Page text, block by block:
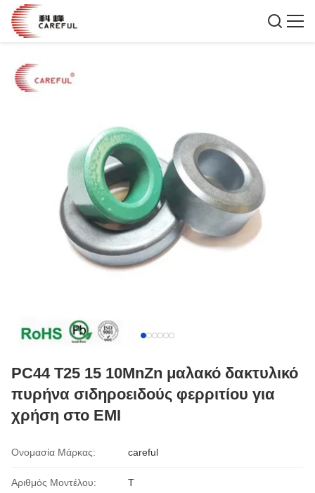
PC44 T25 15 10MnZn μαλακό δακτυλικό
πυρήνα σιδηροειδούς φερριτίου για
χρήση στο EMI
Ονομασία Μάρκας: careful
Αριθμός Μοντέλου: Τ